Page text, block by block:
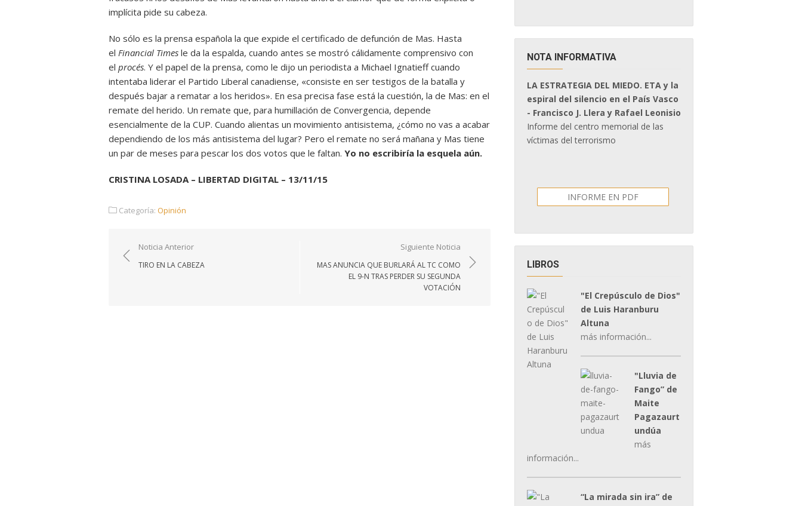
implícita pide su cabeza.
No sólo es la prensa española la que expide el certificado de defunción de Mas. Hasta
el Financial Times le da la espalda, cuando antes se mostró cálidamente comprensivo con
el procés. Y el papel de la prensa, como le dijo un periodista a Michael Ignatieff cuando
intentaba liderar el Partido Liberal canadiense, «consiste en ser testigos de la batalla y
después bajar a rematar a los heridos». En esa precisa fase está la cuestión, la de Mas: en el
remate del herido. Un remate que, para humillación de Convergencia, depende
esencialmente de la CUP. Cuando alientas un movimiento antisistema, ¿cómo no vas a acabar
dependiendo de los más antisistema del lugar? Pero el remate no será mañana y Mas tiene
un par de meses para pescar los dos votos que le faltan. Yo no escribiría la esquela aún.
CRISTINA LOSADA – LIBERTAD DIGITAL – 13/11/15
Categoría: Opinión
Navegación
de
Noticia Anterior
TIRO EN LA CABEZA
Siguiente Noticia
MAS ANUNCIA QUE BURLARÁ AL TC COMO
EL 9-N TRAS PERDER SU SEGUNDA
VOTACIÓN
NOTA INFORMATIVA
LA ESTRATEGIA DEL MIEDO. ETA y la
espiral del silencio en el País Vasco
- Francisco J. Llera y Rafael Leonisio
Informe del centro memorial de las
víctimas del terrorismo
INFORME EN PDF
LIBROS
"El Crepúsculo de Dios"
de Luis Haranburu
Altuna
más información...
"Lluvia de
Fango” de
Maite
Pagazaurt
undúa
más
información...
“La mirada sin ira” de